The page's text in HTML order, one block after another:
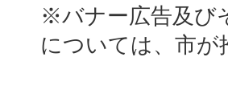
※バナー広告及び
については、市